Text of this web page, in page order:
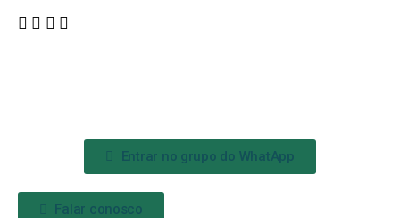
Entrar no grupo do WhatApp
Falar conosco